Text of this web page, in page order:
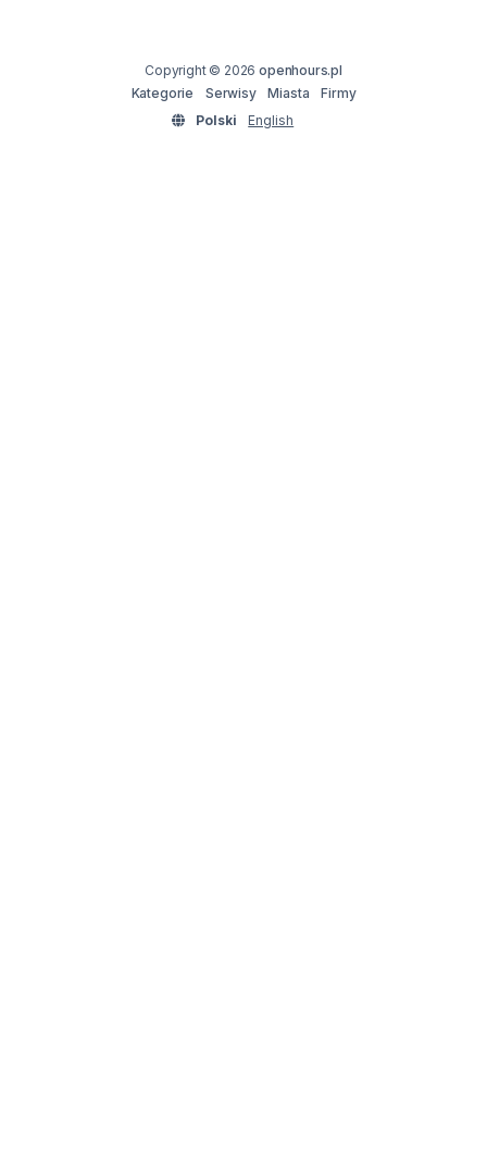
Copyright © 2026openhours.pl
Kategorie
Serwisy Miasta
Firmy
Polski
English